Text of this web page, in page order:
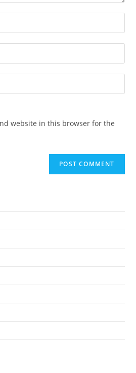
website in this browser for the